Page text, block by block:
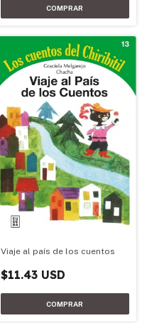
Viaje al país de los cuentos
$11.43 USD